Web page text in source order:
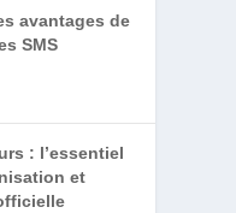
avantages de
SMS
: l’essentiel
et